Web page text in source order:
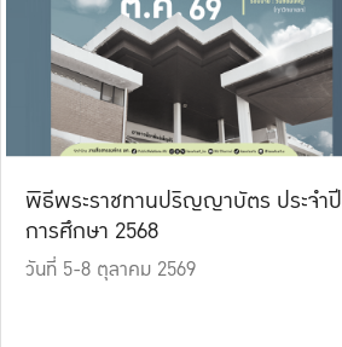
พิธีพระราชทานปริญญาบัตร ประจำปี
การศึกษา 2568
วันที่ 5-8 ตุลาคม 2569